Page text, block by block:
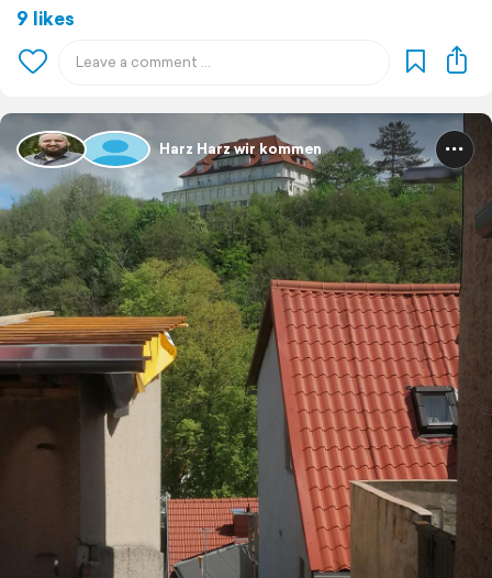
9 likes
Harz Harz wir kommen